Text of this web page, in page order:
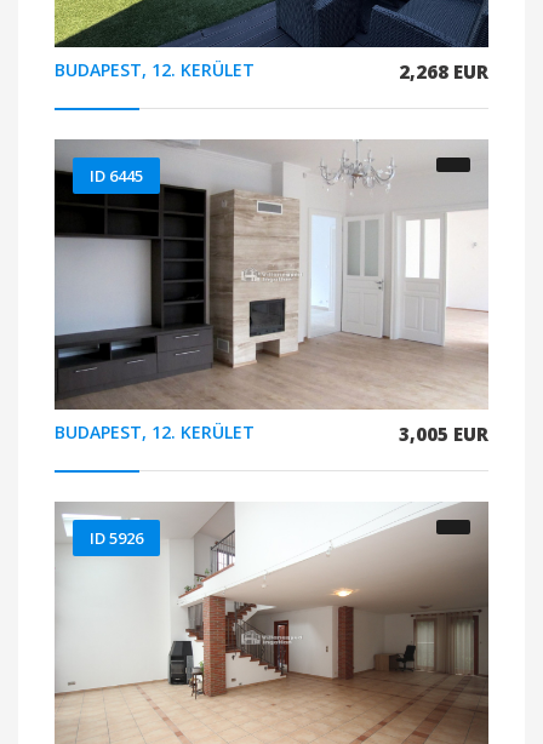
BUDAPEST, 12. KERÜLET 2,268 EUR
BUDAPEST, 12. KERÜLET 3,005 EUR
ID 6445
ID 5926